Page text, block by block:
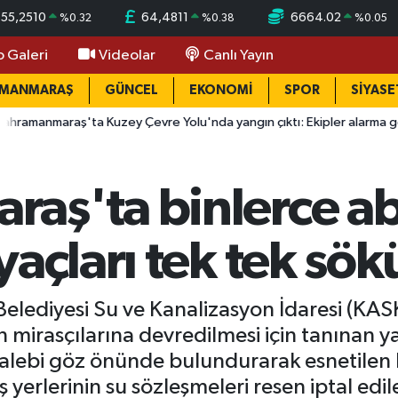
55,2510 %0.32 64,4811 %0.38 6664.02 %0.05
Galeri Videolar Canlı Yayın
GÜNCEL EKONOMİ SPOR
Kuzey Çevre Yolu'nda yangın çıktı: Ekipler alarma geçti
binlerce
tek tek
Su ve Kanalizasyon İdaresi
mirasçılarına devredilmesi için tanınan
göz önünde bulundurarak
yerlerinin su sözleşmeleri resen iptal